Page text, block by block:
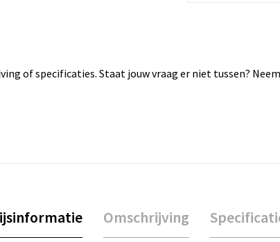
of specificaties. Staat jouw vraag er niet tussen?
Omschrijving